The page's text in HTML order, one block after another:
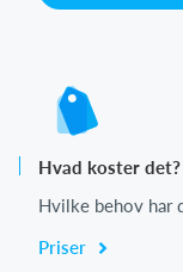
Hvad koster det?
Hvilke behov har
Priser